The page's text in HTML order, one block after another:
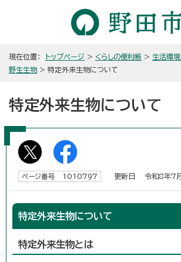
現在位置： トップページ > くらしの便利帳 > 生活環境
野生生物 > 特定外来生物について
特定外来生物について
ページ番号 1010797 更新日 令和8年7
特定外来生物について
特定外来生物とは